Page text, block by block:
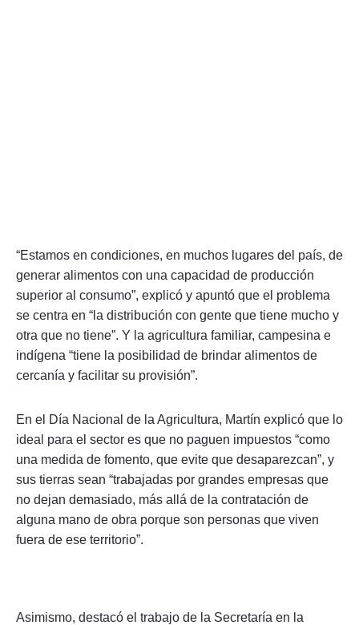
“Estamos en condiciones, en muchos lugares del país, de
generar alimentos con una capacidad de producción
superior al consumo”, explicó y apuntó que el problema
se centra en “la distribución con gente que tiene mucho y
otra que no tiene”. Y la agricultura familiar, campesina e
indígena “tiene la posibilidad de brindar alimentos de
cercanía y facilitar su provisión”.
En el Día Nacional de la Agricultura, Martín explicó que lo
ideal para el sector es que no paguen impuestos “como
una medida de fomento, que evite que desaparezcan”, y
sus tierras sean “trabajadas por grandes empresas que
no dejan demasiado, más allá de la contratación de
alguna mano de obra porque son personas que viven
fuera de ese territorio”.
Asimismo, destacó el trabajo de la Secretaría en la